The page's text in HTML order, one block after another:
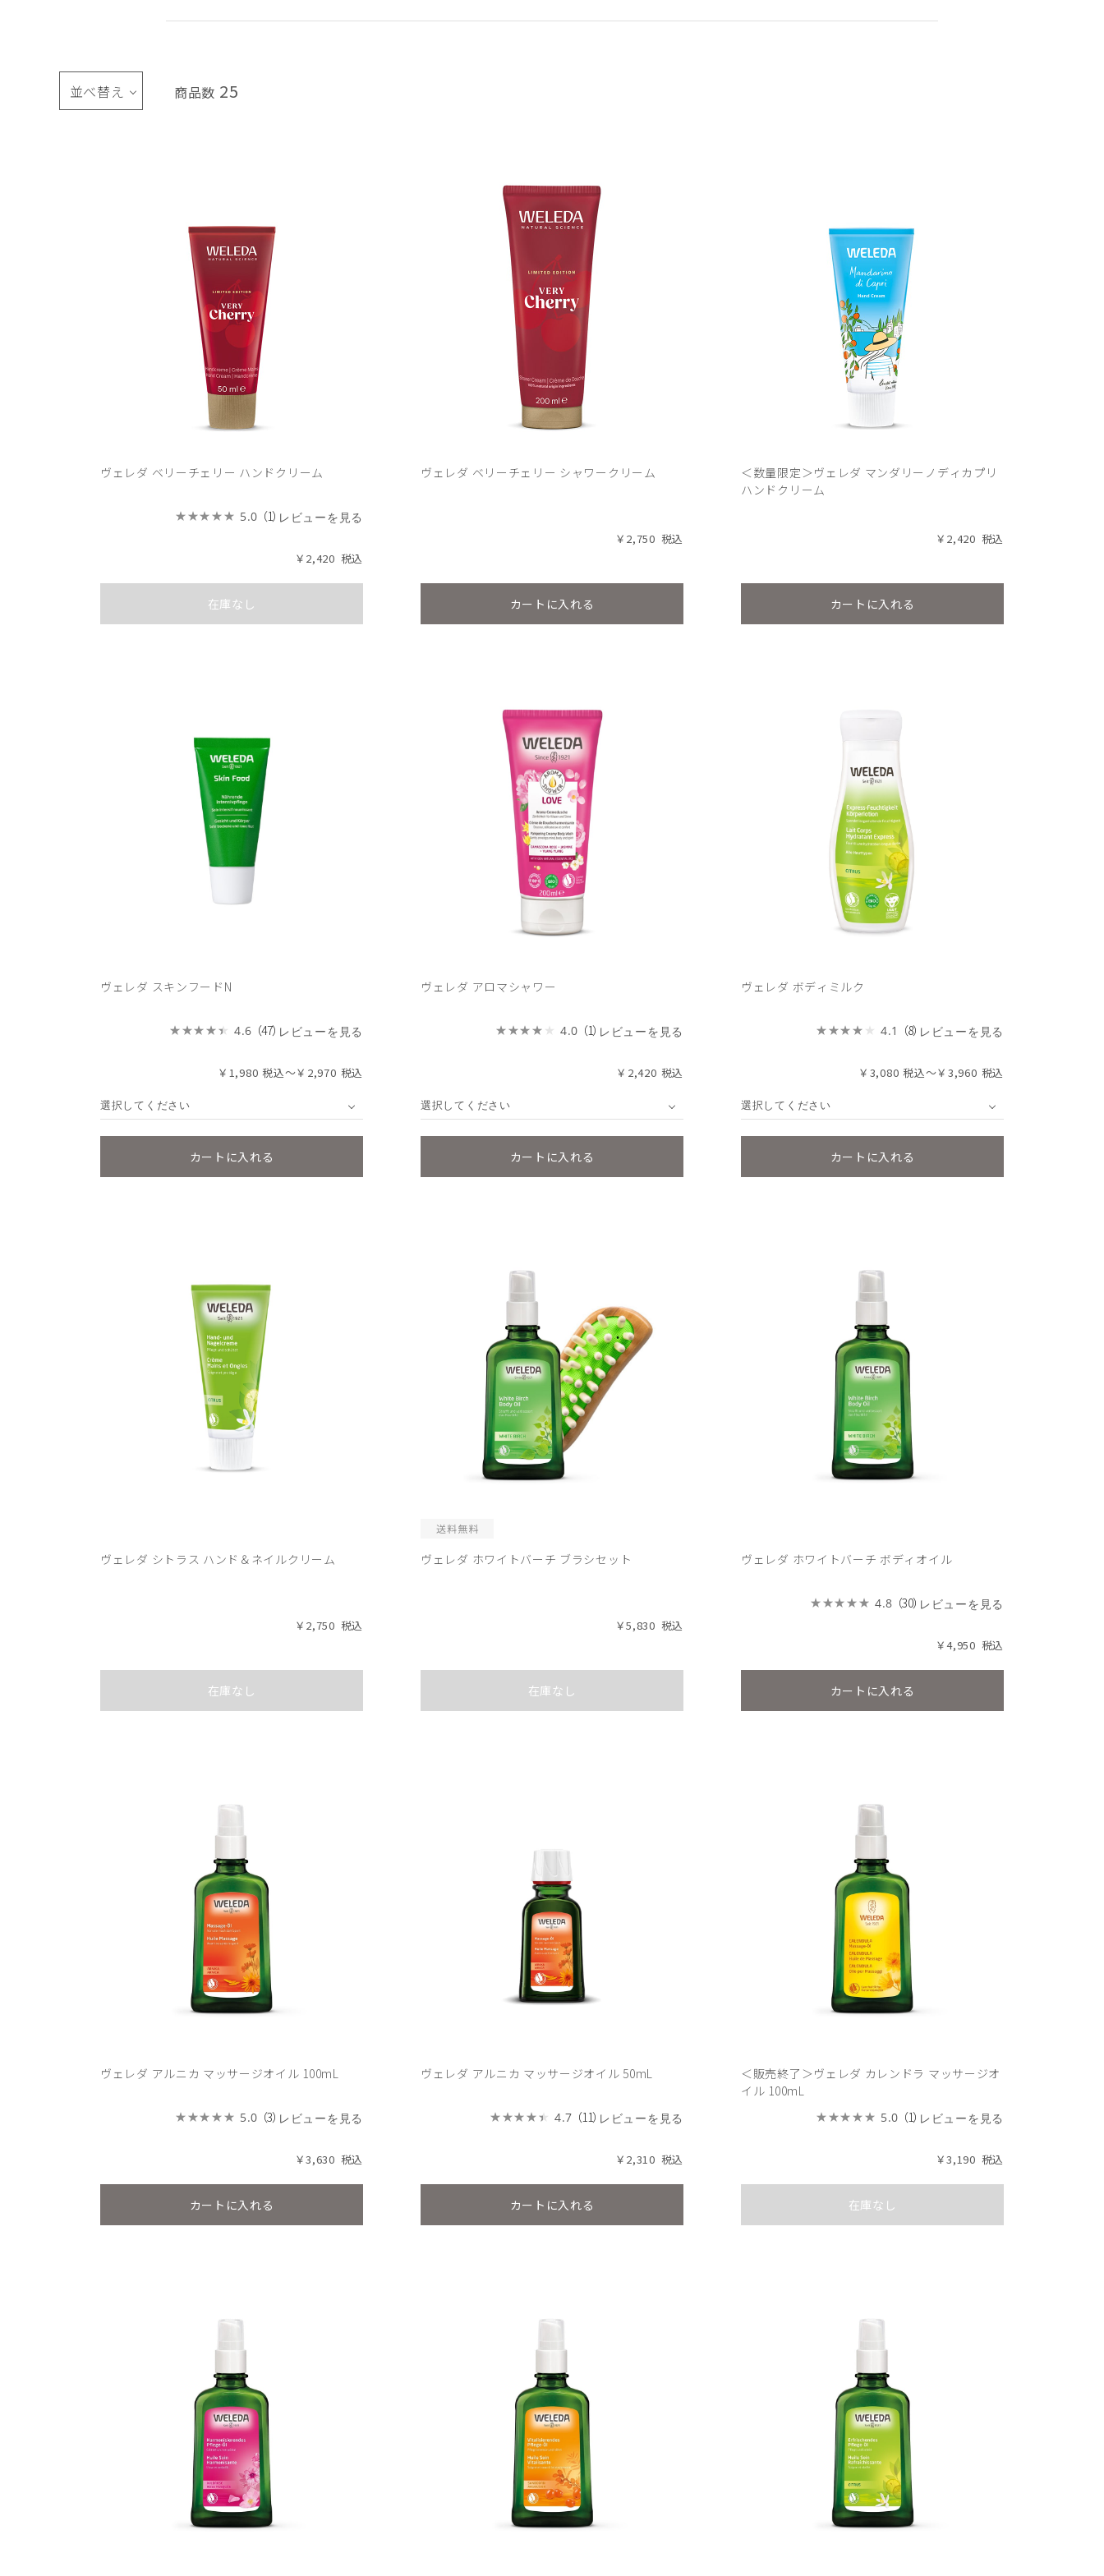
並べ替え 商品数 25
ヴェレダ ベリーチェリー ハンドクリーム
5.0 （1） レビューを見る
￥2,420
在庫なし
ヴェレダ ベリーチェリー シャワークリーム
￥2,750
カートに入れる
＜数量限定＞ヴェレダ マンダリーノディカプリ
ハンドクリーム
￥2,420
カートに入れる
ヴェレダ スキンフードN
4.6 （47） レビューを見る
￥1,980 ～￥2,970
選択してください
カートに入れる
ヴェレダ アロマシャワー
4.0 （1） レビューを見る
￥2,420
選択してください
カートに入れる
ヴェレダ ボディミルク
4.1 （8） レビューを見る
￥3,080 ～￥3,960
選択してください
カートに入れる
ヴェレダ シトラス ハンド＆ネイルクリーム
￥2,750
在庫なし
ヴェレダ ホワイトバーチ ブラシセット
￥5,830
在庫なし
ヴェレダ ホワイトバーチ ボディオイル
4.8 （30） レビューを見る
￥4,950
カートに入れる
ヴェレダ アルニカ マッサージオイル 100mL
5.0 （3） レビューを見る
￥3,630
カートに入れる
ヴェレダ アルニカ マッサージオイル 50mL
4.7 （11） レビューを見る
￥2,310
カートに入れる
＜販売終了＞ヴェレダ カレンドラ マッサージオ
イル 100mL
5.0 （1） レビューを見る
￥3,190
在庫なし